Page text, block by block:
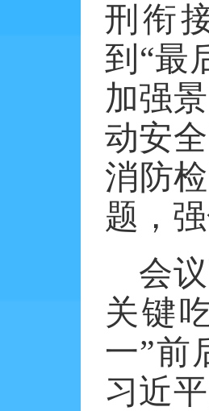
刑衔
到 “最
加强
动安
消防
题，
会
关键
一”前
习近